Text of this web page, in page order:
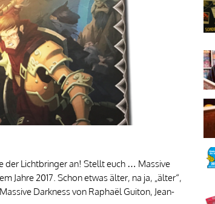
der Lichtbringer an! Stellt euch … Massive
Jahre 2017. Schon etwas älter, na ja, „älter“,
Darkness von Raphaël Guiton, Jean-